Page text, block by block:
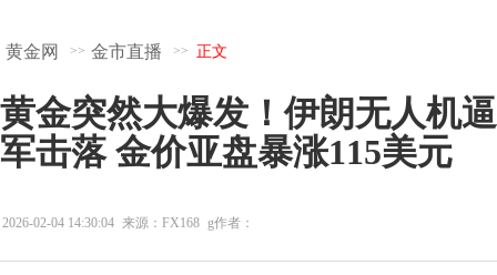
黄金网 >> 金市直播 >> 正文
黄金突然大爆发！伊朗无人机
军击落 金价亚盘暴涨115美元
2026-02-04 14:30:04 来源：FX168 g作者：